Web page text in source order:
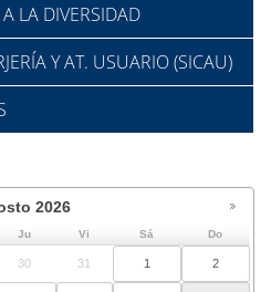
LA DIVERSIDAD
Y AT. USUARIO (SICAU)
2026
Ju Vi Sá Do
30 31 1 2